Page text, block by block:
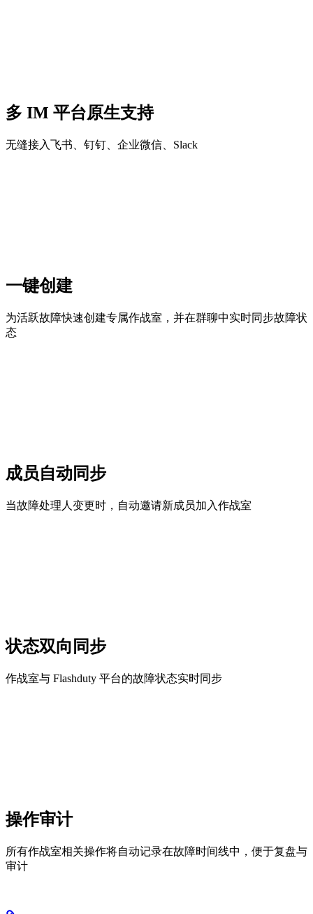
多 IM 平台原生支持
无缝接入飞书、钉钉、企业微信、Slack
一键创建
为活跃故障快速创建专属作战室，并在群聊中实时同步故障状
态
成员自动同步
当故障处理人变更时，自动邀请新成员加入作战室
状态双向同步
作战室与 Flashduty 平台的故障状态实时同步
操作审计
所有作战室相关操作将自动记录在故障时间线中，便于复盘与
审计